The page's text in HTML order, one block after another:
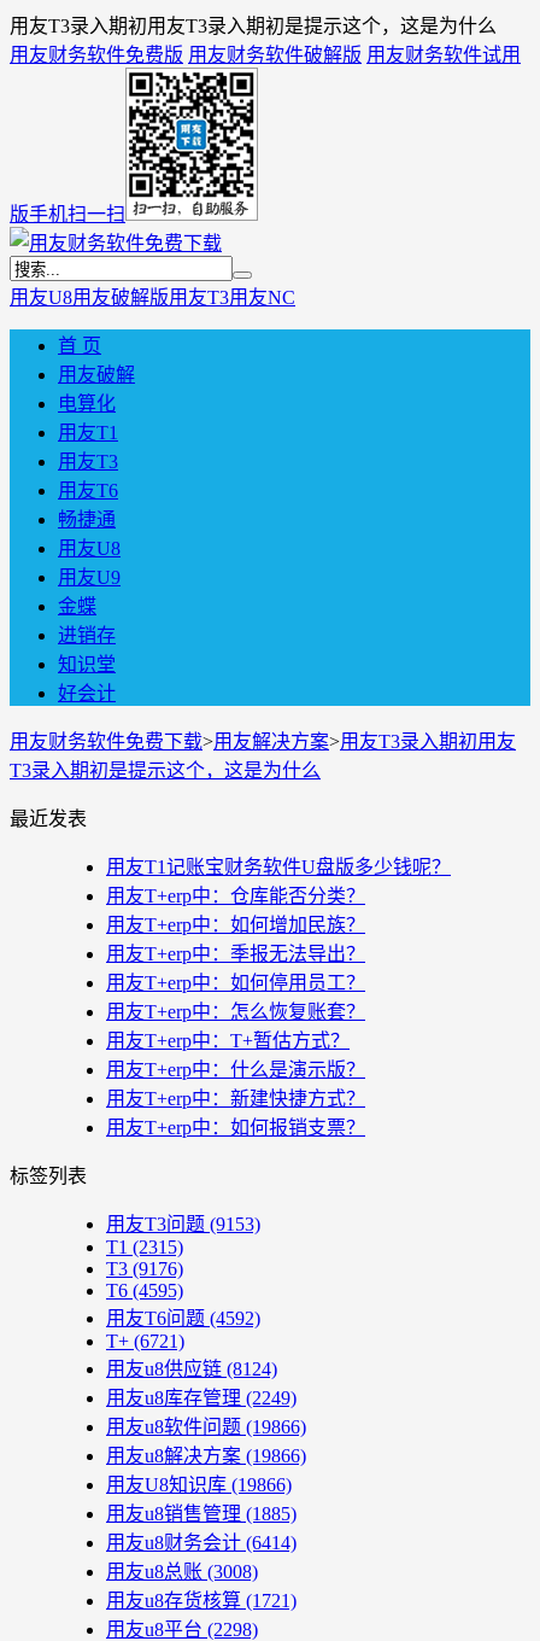
用友T3录入期初用友T3录入期初是提示这个，这是为什么
用友财务软件免费版 用友财务软件破解版 用友财务软件试用
版手机扫一扫
用友U8用友破解版用友T3用友NC
首 页
用友破解
电算化
用友T1
用友T3
用友T6
畅捷通
用友U8
用友U9
金蝶
进销存
知识堂
好会计
用友财务软件免费下载>用友解决方案>用友T3录入期初用友
T3录入期初是提示这个，这是为什么
最近发表
用友T1记账宝财务软件U盘版多少钱呢？
用友T+erp中：仓库能否分类？
用友T+erp中：如何增加民族？
用友T+erp中：季报无法导出？
用友T+erp中：如何停用员工？
用友T+erp中：怎么恢复账套？
用友T+erp中：T+暂估方式？
用友T+erp中：什么是演示版？
用友T+erp中：新建快捷方式？
用友T+erp中：如何报销支票？
标签列表
用友T3问题 (9153)
T1 (2315)
T3 (9176)
T6 (4595)
用友T6问题 (4592)
T+ (6721)
用友u8供应链 (8124)
用友u8库存管理 (2249)
用友u8软件问题 (19866)
用友u8解决方案 (19866)
用友U8知识库 (19866)
用友u8销售管理 (1885)
用友u8财务会计 (6414)
用友u8总账 (3008)
用友u8存货核算 (1721)
用友u8平台 (2298)